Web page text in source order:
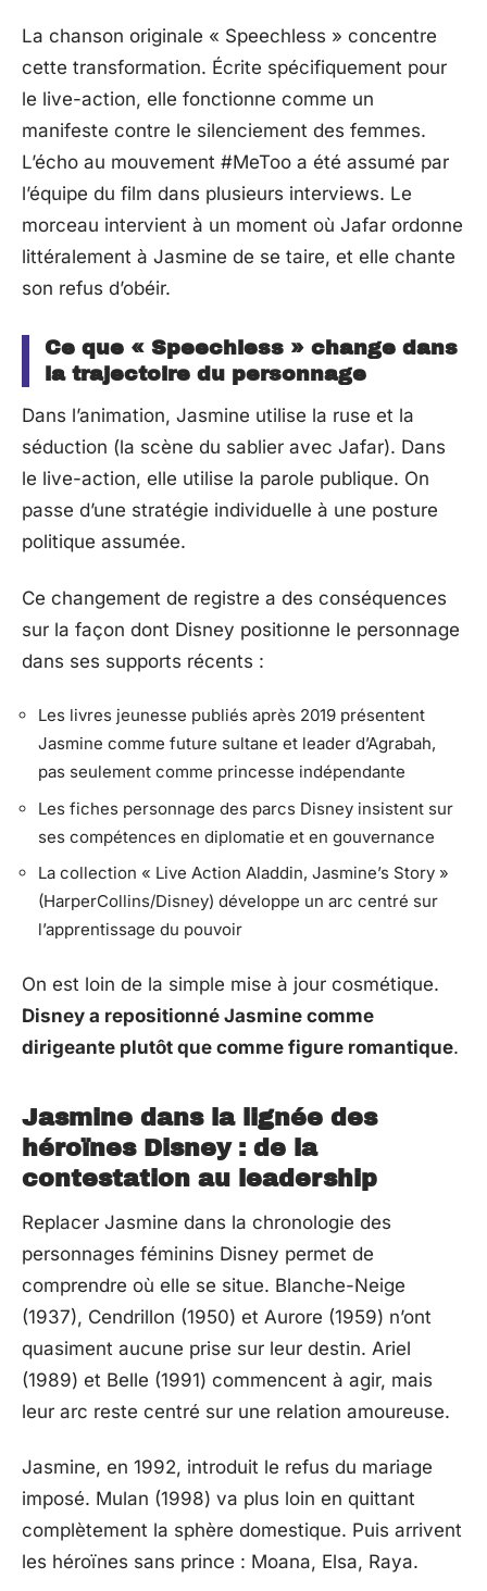
La chanson originale « Speechless » concentre
cette transformation. Écrite spécifiquement pour
le live-action, elle fonctionne comme un
manifeste contre le silenciement des femmes.
L’écho au mouvement #MeToo a été assumé par
l’équipe du film dans plusieurs interviews. Le
morceau intervient à un moment où Jafar ordonne
littéralement à Jasmine de se taire, et elle chante
son refus d’obéir.
Ce que « Speechless » change dans
la trajectoire du personnage
Dans l’animation, Jasmine utilise la ruse et la
séduction (la scène du sablier avec Jafar). Dans
le live-action, elle utilise la parole publique. On
passe d’une stratégie individuelle à une posture
politique assumée.
Ce changement de registre a des conséquences
sur la façon dont Disney positionne le personnage
dans ses supports récents :
Les livres jeunesse publiés après 2019 présentent
Jasmine comme future sultane et leader d’Agrabah,
pas seulement comme princesse indépendante
Les fiches personnage des parcs Disney insistent sur
ses compétences en diplomatie et en gouvernance
La collection « Live Action Aladdin, Jasmine’s Story »
(HarperCollins/Disney) développe un arc centré sur
l’apprentissage du pouvoir
On est loin de la simple mise à jour cosmétique.
Disney a repositionné Jasmine comme
dirigeante plutôt que comme figure romantique.
Jasmine dans la lignée des
héroïnes Disney : de la
contestation au leadership
Replacer Jasmine dans la chronologie des
personnages féminins Disney permet de
comprendre où elle se situe. Blanche-Neige
(1937), Cendrillon (1950) et Aurore (1959) n’ont
quasiment aucune prise sur leur destin. Ariel
(1989) et Belle (1991) commencent à agir, mais
leur arc reste centré sur une relation amoureuse.
Jasmine, en 1992, introduit le refus du mariage
imposé. Mulan (1998) va plus loin en quittant
complètement la sphère domestique. Puis arrivent
les héroïnes sans prince : Moana, Elsa, Raya.